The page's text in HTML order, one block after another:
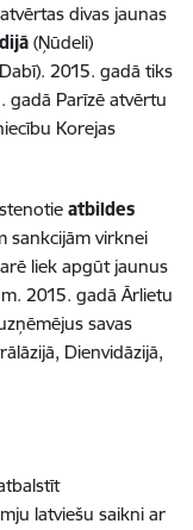
divas jaunas
(Ņūdeli)
2015. gadā tiks
gadā Parīzē atvērtu
Korejas
atbildes
sankcijām virknei
liek apgūt jaunus
2015. gadā Ārlietu
savas
Dienvidāzijā,
latviešu saikni ar